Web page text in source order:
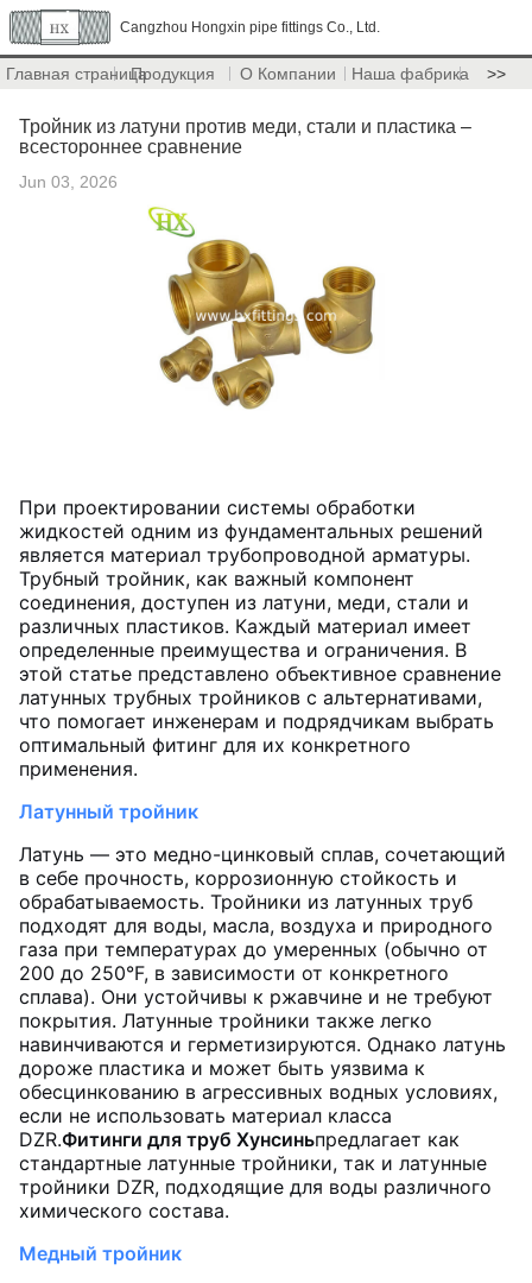
Cangzhou Hongxin pipe fittings Co., Ltd.
Главная страницаПродукция О Компании Наша фабрика >>
Тройник из латуни против меди, стали и пластика –
всестороннее сравнение
Jun 03, 2026
При проектировании системы обработки
жидкостей одним из фундаментальных решений
является материал трубопроводной арматуры.
Трубный тройник, как важный компонент
соединения, доступен из латуни, меди, стали и
различных пластиков. Каждый материал имеет
определенные преимущества и ограничения. В
этой статье представлено объективное сравнение
латунных трубных тройников с альтернативами,
что помогает инженерам и подрядчикам выбрать
оптимальный фитинг для их конкретного
применения.
Латунный тройник
Латунь — это медно-цинковый сплав, сочетающий
в себе прочность, коррозионную стойкость и
обрабатываемость. Тройники из латунных труб
подходят для воды, масла, воздуха и природного
газа при температурах до умеренных (обычно от
200 до 250°F, в зависимости от конкретного
сплава). Они устойчивы к ржавчине и не требуют
покрытия. Латунные тройники также легко
навинчиваются и герметизируются. Однако латунь
дороже пластика и может быть уязвима к
обесцинкованию в агрессивных водных условиях,
если не использовать материал класса
DZR.Фитинги для труб Хунсиньпредлагает как
стандартные латунные тройники, так и латунные
тройники DZR, подходящие для воды различного
химического состава.
Медный тройник